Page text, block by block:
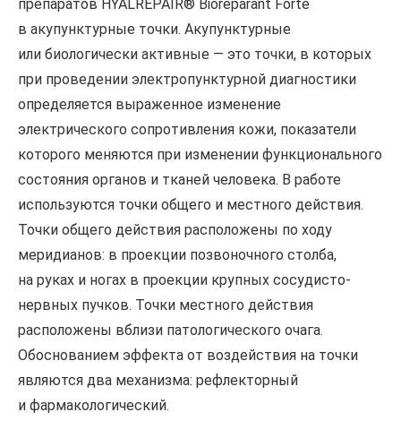
препаратов HYALREPAIR® Bioreparant Forte
в акупунктурные точки. Акупунктурные
или биологически активные — это точки, в которых
при проведении электропунктурной диагностики
определяется выраженное изменение
электрического сопротивления кожи, показатели
которого меняются при изменении функционального
состояния органов и тканей человека. В работе
используются точки общего и местного действия.
Точки общего действия расположены по ходу
меридианов: в проекции позвоночного столба,
на руках и ногах в проекции крупных сосудисто-
нервных пучков. Точки местного действия
расположены вблизи патологического очага.
Обоснованием эффекта от воздействия на точки
являются два механизма: рефлекторный
и фармакологический.